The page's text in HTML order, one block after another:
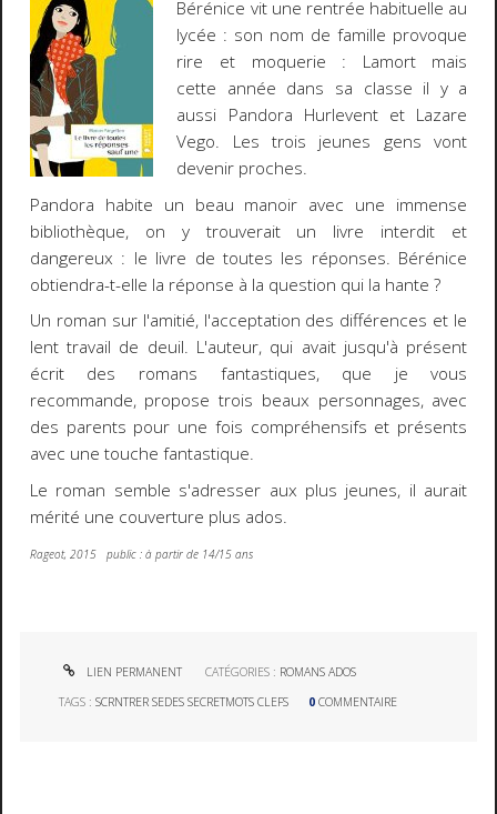
Bérénice vit une rentrée habituelle au
lycée : son nom de famille provoque
rire et moquerie : Lamort mais
cette année dans sa classe il y a
aussi Pandora Hurlevent et Lazare
Vego. Les trois jeunes gens vont
devenir proches.
Pandora habite un beau manoir avec une immense
bibliothèque, on y trouverait un livre interdit et
dangereux : le livre de toutes les réponses. Bérénice
obtiendra-t-elle la réponse à la question qui la hante ?
Un roman sur l'amitié, l'acceptation des différences et le
lent travail de deuil. L'auteur, qui avait jusqu'à présent
écrit des romans fantastiques, que je vous
recommande, propose trois beaux personnages, avec
des parents pour une fois compréhensifs et présents
avec une touche fantastique.
Le roman semble s'adresser aux plus jeunes, il aurait
mérité une couverture plus ados.
Rageot, 2015 public : à partir de 14/15 ans
LIEN PERMANENT CATÉGORIES : ROMANS ADOS
TAGS :SCRNTRER SEDES SECRETMOTS CLEFS 0 COMMENTAIRE